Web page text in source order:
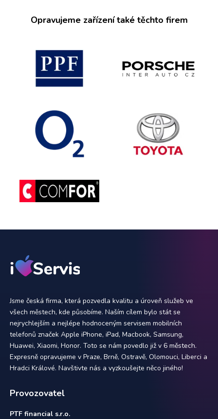
Opravujeme zařízení také těchto firem
Jsme česká firma, která pozvedla kvalitu a úroveň služeb ve
všech městech, kde působíme. Naším cílem bylo stát se
nejrychlejším a nejlépe hodnoceným servisem mobilních
telefonů značek Apple iPhone, iPad, Macbook, Samsung,
Huawei, Xiaomi, Honor. Toto se nám povedlo již v 6 městech.
Expresně opravujeme v Praze, Brně, Ostravě, Olomouci, Liberci a
Hradci Králové. Navštivte nás a vyzkoušejte něco jiného!
Provozovatel
PTF financial s.r.o.